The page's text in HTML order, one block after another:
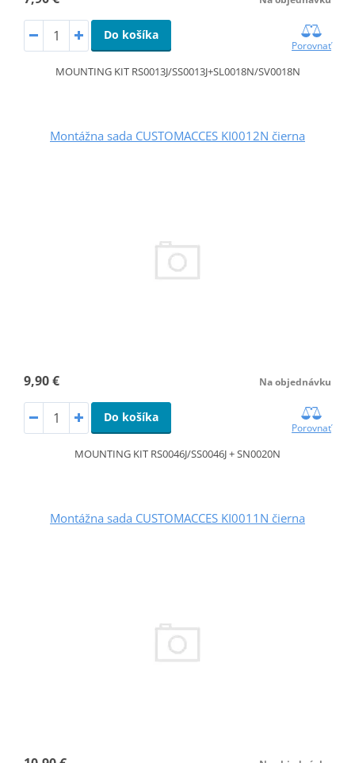
Do košíka
Porovnať
MOUNTING KIT RS0013J/SS0013J+SL0018N/SV0018N
Montážna sada CUSTOMACCES KI0012N čierna
9,90 € Na objednávku
Do košíka
Porovnať
MOUNTING KIT RS0046J/SS0046J + SN0020N
Montážna sada CUSTOMACCES KI0011N čierna